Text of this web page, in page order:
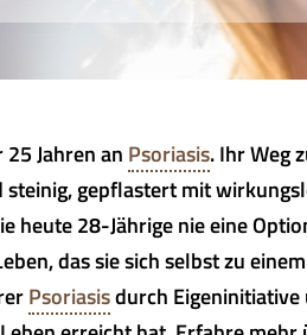
Jahren an Psoriasis. Ihr Weg
steinig, gepflastert mit
heute 28-Jährige nie eine
das sie sich selbst zu
Psoriasisdurch